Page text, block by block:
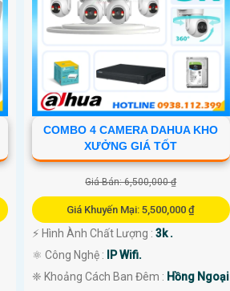
COMBO 4 CAMERA DAHUA KHO
XƯỞNG GIÁ TỐT
Giá Bán: 6,500,000 ₫
Giá Khuyến Mại: 5,500,000 ₫
️⚡ Hình Ành Chất Lượng :3k .
⚛️ Công Nghệ :
IP Wifi.
❈ Khoảng Cách Ban Đêm : Hồng Ngoại